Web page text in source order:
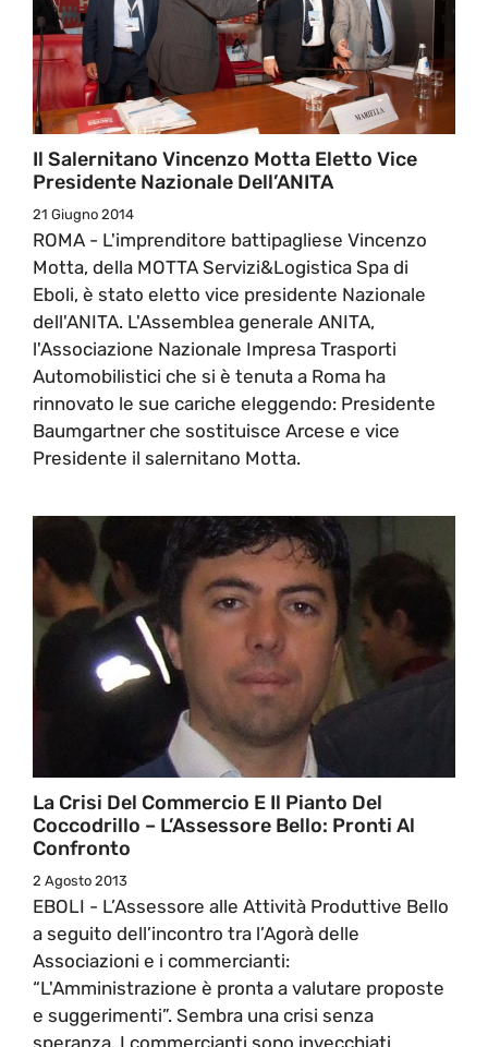
Il Salernitano Vincenzo Motta Eletto Vice
Presidente Nazionale Dell’ANITA
21 Giugno 2014
ROMA - L'imprenditore battipagliese Vincenzo
Motta, della MOTTA Servizi&Logistica Spa di
Eboli, è stato eletto vice presidente Nazionale
dell'ANITA. L'Assemblea generale ANITA,
l'Associazione Nazionale Impresa Trasporti
Automobilistici che si è tenuta a Roma ha
rinnovato le sue cariche eleggendo: Presidente
Baumgartner che sostituisce Arcese e vice
Presidente il salernitano Motta.
La Crisi Del Commercio E Il Pianto Del
Coccodrillo – L’Assessore Bello: Pronti Al
Confronto
2 Agosto 2013
EBOLI - L’Assessore alle Attività Produttive Bello
a seguito dell’incontro tra l’Agorà delle
Associazioni e i commercianti:
“L'Amministrazione è pronta a valutare proposte
e suggerimenti”. Sembra una crisi senza
speranza. I commercianti sono invecchiati